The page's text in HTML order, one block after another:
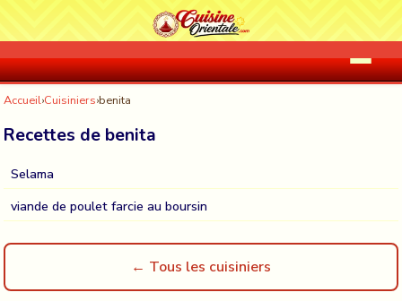
Accueil›Cuisiniers›benita
Recettes de benita
Selama
viande de poulet farcie au boursin
← Tous les cuisiniers